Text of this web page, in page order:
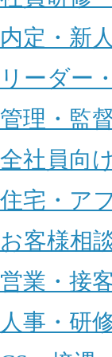
内定・新
リーダー
管理・監
全社員向
住宅・ア
お客様相
営業・接
人事・研